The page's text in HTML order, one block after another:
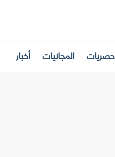
حصريات المجانيات أخبار